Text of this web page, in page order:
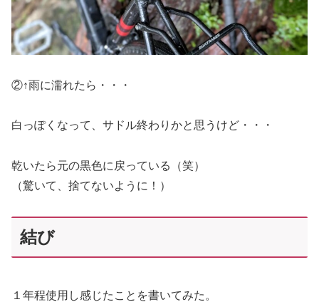
②↑雨に濡れたら・・・
白っぽくなって、サドル終わりかと思うけど・・・
乾いたら元の黒色に戻っている（笑）
（驚いて、捨てないように！）
結び
１年程使用し感じたことを書いてみた。